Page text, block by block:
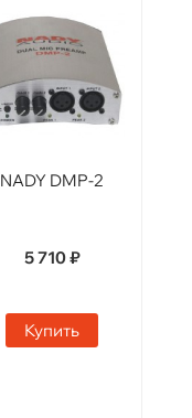
NADY DMP-2
5 710 ₽
Купить